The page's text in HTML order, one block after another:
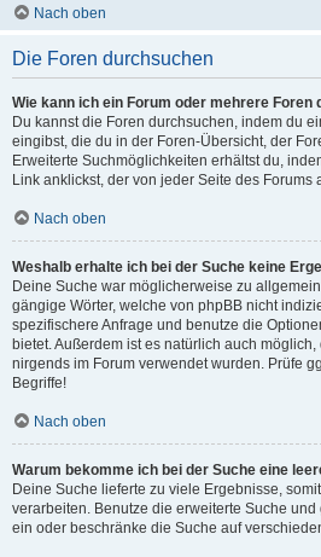
Nach oben
Die Foren durchsuchen
Wie kann ich ein Forum oder mehrere Foren
Du kannst die Foren durchsuchen, indem du
eingibst, die du in der Foren-Übersicht, der
Erweiterte Suchmöglichkeiten erhältst du,
Link anklickst, der von jeder Seite des Forums
Nach oben
Weshalb erhalte ich bei der Suche keine
Deine Suche war möglicherweise zu
gängige Wörter, welche von phpBB nicht
spezifischere Anfrage und benutze die
bietet. Außerdem ist es natürlich auch
nirgends im Forum verwendet wurden. Prüfe
Begriffe!
Nach oben
Warum bekomme ich bei der Suche eine
Deine Suche lieferte zu viele Ergebnisse,
verarbeiten. Benutze die erweiterte Suche
ein oder beschränke die Suche auf